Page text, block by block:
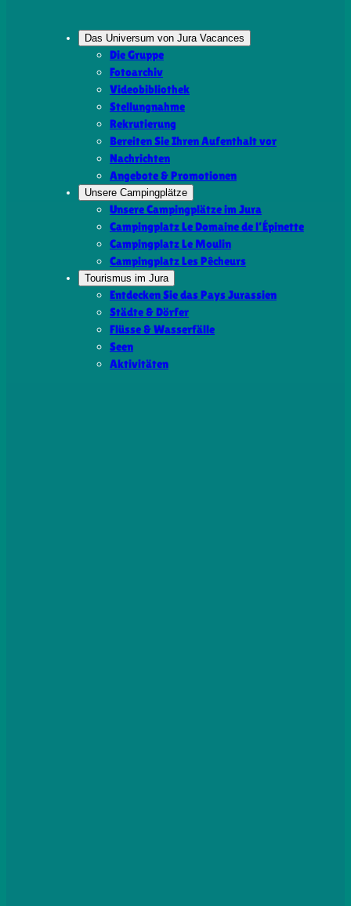
Das Universum von Jura Vacances
Die Gruppe
Fotoarchiv
Videobibliothek
Stellungnahme
Rekrutierung
Bereiten Sie Ihren Aufenthalt vor
Nachrichten
Angebote & Promotionen
Unsere Campingplätze
Unsere Campingplätze im Jura
Campingplatz Le Domaine de l’Épinette
Campingplatz Le Moulin
Campingplatz Les Pêcheurs
Tourismus im Jura
Entdecken Sie das Pays Jurassien
Städte & Dörfer
Flüsse & Wasserfälle
Seen
Aktivitäten